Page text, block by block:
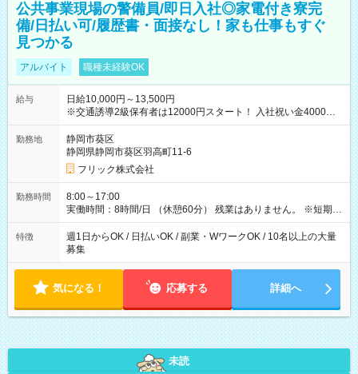
公共事業現場の警備員/即日入社◎家電付き寮完
備/日払い可/履歴書・面接なし！家も仕事もすぐ
見つかる
アルバイト 職種未経験OK
給与
日給10,000円～13,500円
※交通誘導2級保有者は12000円スタート！ 入社祝い金4000円
【試用期間】試用期間なし
勤務地
静岡市葵区
静岡県静岡市葵区羽高町11-6
フリック株式会社
勤務時間
8:00～17:00
実働時間：8時間/日 （休憩60分） 残業はありません。 ※短期の
募集は行っておりません。予めご了承くださいませ。
特徴
週1日からOK / 日払いOK / 副業・WワークOK / 10名以上の大量
募集
気になる！ 応募する 詳細へ
未読